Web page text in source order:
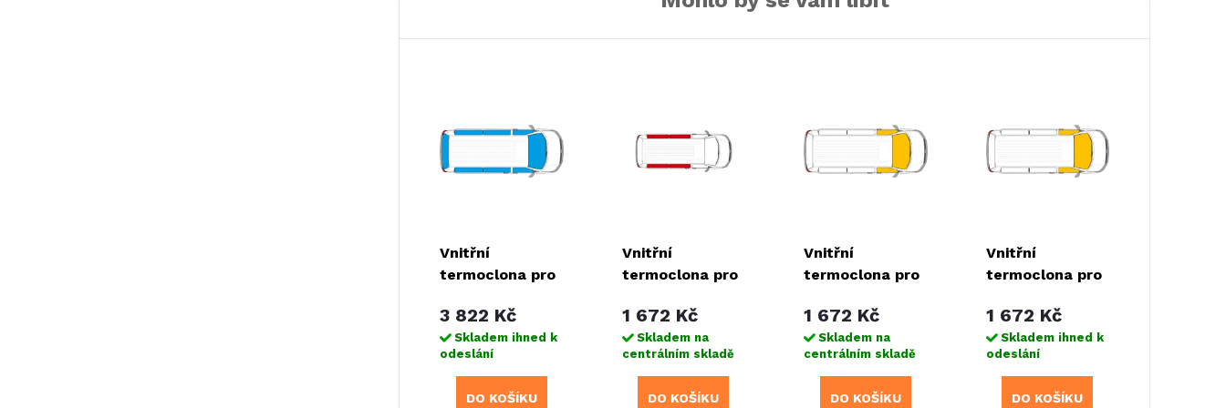
Vnitřní
termoclona pro
Vito/Viano/Vito
Tourer/V-třída
V
3 822 Kč
Skladem ihned k
odeslání
DO KOŠÍKU
Vnitřní
termoclona pro
Campster
1 672 Kč
Skladem na
centrálním skladě
DO KOŠÍKU
Vnitřní
termoclona pro
1 672 Kč
Skladem na
centrálním skladě
DO KOŠÍKU
Vnitřní
termoclona pro
Sprinter, VW
Crafter
1 672 Kč
Skladem ihned k
odeslání
DO KOŠÍKU